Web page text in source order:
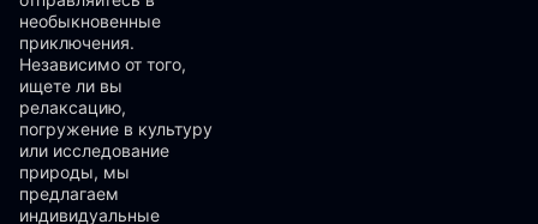
необыкновенные
приключения.
Независимо от того,
ищете ли вы
релаксацию,
погружение в культуру
или исследование
природы, мы
предлагаем
индивидуальные